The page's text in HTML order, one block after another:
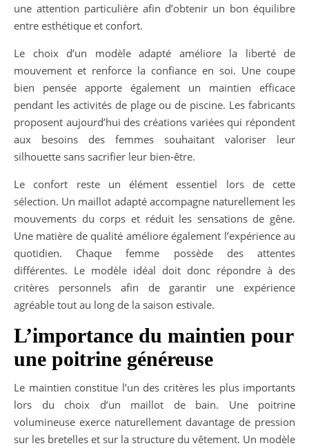
une attention particulière afin d’obtenir un bon équilibre
entre esthétique et confort.
Le choix d’un modèle adapté améliore la liberté de
mouvement et renforce la confiance en soi. Une coupe
bien pensée apporte également un maintien efficace
pendant les activités de plage ou de piscine. Les fabricants
proposent aujourd’hui des créations variées qui répondent
aux besoins des femmes souhaitant valoriser leur
silhouette sans sacrifier leur bien-être.
Le confort reste un élément essentiel lors de cette
sélection. Un maillot adapté accompagne naturellement les
mouvements du corps et réduit les sensations de gêne.
Une matière de qualité améliore également l’expérience au
quotidien. Chaque femme possède des attentes
différentes. Le modèle idéal doit donc répondre à des
critères personnels afin de garantir une expérience
agréable tout au long de la saison estivale.
L’importance du maintien pour
une poitrine généreuse
Le maintien constitue l’un des critères les plus importants
lors du choix d’un maillot de bain. Une poitrine
volumineuse exerce naturellement davantage de pression
sur les bretelles et sur la structure du vêtement. Un modèle